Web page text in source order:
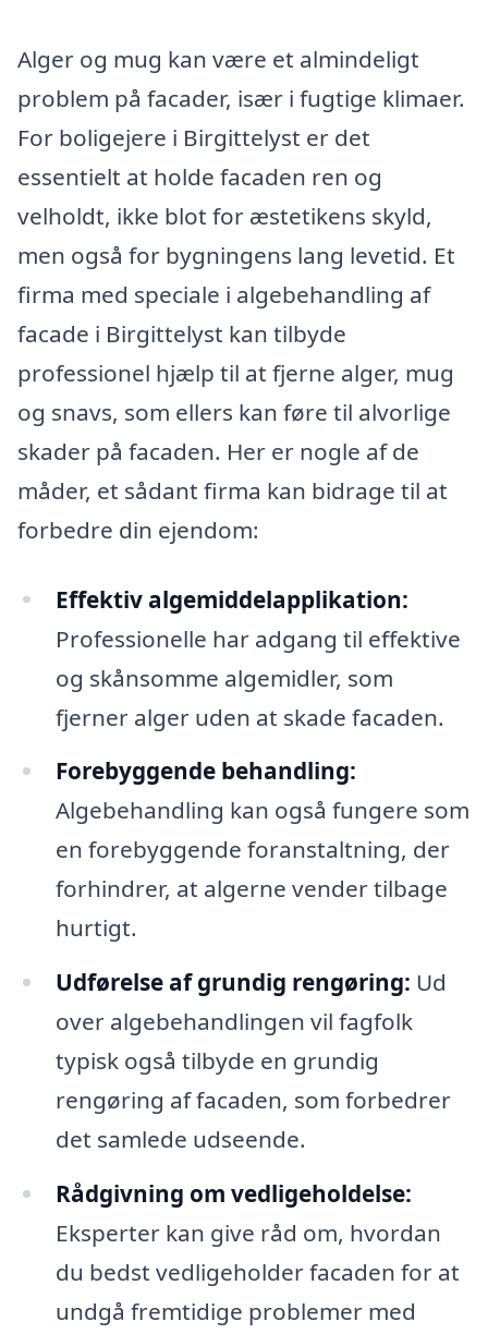
Alger og mug kan være et almindeligt
problem på facader, især i fugtige klimaer.
For boligejere i Birgittelyst er det
essentielt at holde facaden ren og
velholdt, ikke blot for æstetikens skyld,
men også for bygningens lang levetid. Et
firma med speciale i algebehandling af
facade i Birgittelyst kan tilbyde
professionel hjælp til at fjerne alger, mug
og snavs, som ellers kan føre til alvorlige
skader på facaden. Her er nogle af de
måder, et sådant firma kan bidrage til at
forbedre din ejendom:
Effektiv algemiddelapplikation:
Professionelle har adgang til effektive
og skånsomme algemidler, som
fjerner alger uden at skade facaden.
Forebyggende behandling:
Algebehandling kan også fungere som
en forebyggende foranstaltning, der
forhindrer, at algerne vender tilbage
hurtigt.
Udførelse af grundig rengøring: Ud
over algebehandlingen vil fagfolk
typisk også tilbyde en grundig
rengøring af facaden, som forbedrer
det samlede udseende.
Rådgivning om vedligeholdelse:
Eksperter kan give råd om, hvordan
du bedst vedligeholder facaden for at
undgå fremtidige problemer med